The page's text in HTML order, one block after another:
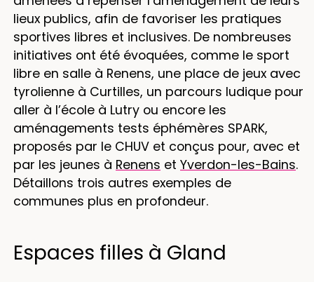
lieux publics, afin de favoriser les pratiques
sportives libres et inclusives. De nombreuses
initiatives ont été évoquées, comme le sport
libre en salle à Renens, une place de jeux avec
tyrolienne à Curtilles, un parcours ludique pour
aller à l’école à Lutry ou encore les
aménagements tests éphémères SPARK,
proposés par le CHUV et conçus pour, avec et
par les jeunes à Renens et Yverdon-les-Bains.
Détaillons trois autres exemples de
communes plus en profondeur.
Espaces filles à Gland